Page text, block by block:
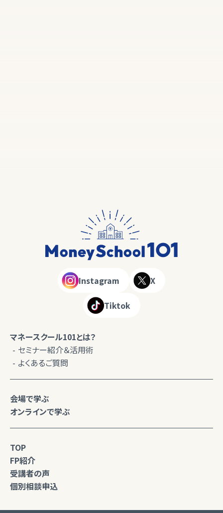
Instagram X
Tiktok
マネースクール101とは？
セミナー紹介＆活用術
よくあるご質問
会場で学ぶ
オンラインで学ぶ
TOP
FP紹介
受講者の声
個別相談申込